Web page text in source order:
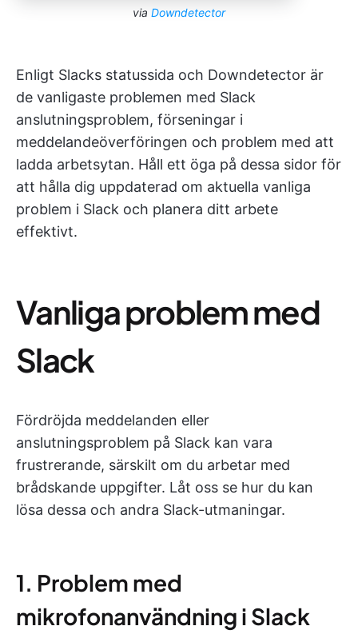
via Downdetector
Enligt Slacks statussida och Downdetector är
de vanligaste problemen med Slack
anslutningsproblem, förseningar i
meddelandeöverföringen och problem med att
ladda arbetsytan. Håll ett öga på dessa sidor för
att hålla dig uppdaterad om aktuella vanliga
problem i Slack och planera ditt arbete
effektivt.
Vanliga problem med
Slack
Fördröjda meddelanden eller
anslutningsproblem på Slack kan vara
frustrerande, särskilt om du arbetar med
brådskande uppgifter. Låt oss se hur du kan
lösa dessa och andra Slack-utmaningar.
1. Problem med
mikrofonanvändning i Slack